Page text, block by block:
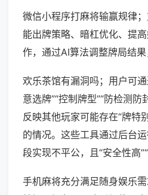
微信小程序打麻将输赢规律
能出牌策略、暗杠优化、提
作，通过AI算法调整牌局结果
欢乐茶馆有漏洞吗；用户可
意选牌”“控制牌型”“防检测防
反映其他玩家可能存在“牌特
的情况。这些工具通过后台
段实现不平公，且“安全性高”“
手机麻将充分满足随身娱乐